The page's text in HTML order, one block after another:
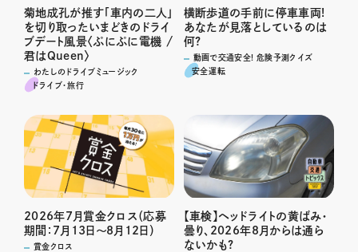
菊地成孔が推す「車内の二人」
を切り取ったいまどきのドライ
ブデート風景〈ぷにぷに電機 /
君はQueen〉
わたしのドライブミュージック
ドライブ･旅行
横断歩道の手前に停車車両!
あなたが見落としているのは
何?
動画で交通安全! 危険予測クイズ
安全運転
2026年7月賞金クロス（応募
期間：7月13日～8月12日）
賞金クロス
【車検】ヘッドライトの黄ばみ・
曇り、2026年8月からは通ら
ないかも?